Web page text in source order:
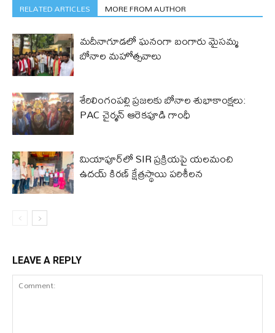
RELATED ARTICLES MORE FROM AUTHOR
మదీనాగూడలో ఘ‌నంగా బంగారు మైసమ్మ
బోనాల మహోత్సవాలు
శేరిలింగంపల్లి ప్రజలకు బోనాల శుభాకాంక్షలు:
PAC చైర్మన్ ఆరెకపూడి గాంధీ
మియాపూర్‌లో SIR ప్రక్రియపై యలమంచి
ఉదయ్ కిరణ్ క్షేత్రస్థాయి పరిశీలన
LEAVE A REPLY